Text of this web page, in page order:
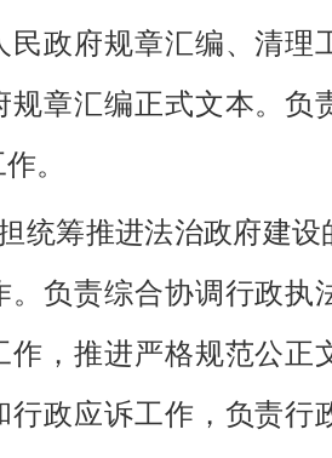
民政府规章汇编、清理
规章汇编正式文本。负
。
担统筹推进法治政府建
。负责综合协调行政执
作，推进严格规范公正
行政应诉工作，负责行